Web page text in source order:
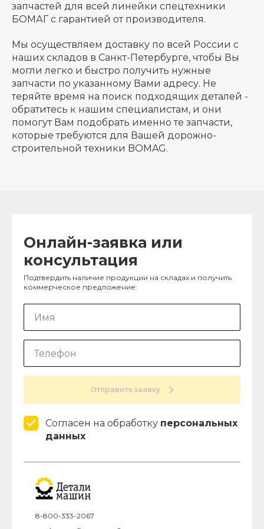
запчастей для всей линейки спецтехники
БОМАГ с гарантией от производителя.
Мы осуществляем доставку по всей России с
наших складов в Санкт-Петербурге, чтобы Вы
могли легко и быстро получить нужные
запчасти по указанному Вами адресу. Не
теряйте время на поиск подходящих деталей -
обратитесь к нашим специалистам, и они
помогут Вам подобрать именно те запчасти,
которые требуются для Вашей дорожно-
строительной техники BOMAG.
Онлайн-заявка или
консультация
Подтвердить наличие продукции на складах и получить
коммерческое предложение:
Отправить заявку
Согласен на обработку персональных
данных
8-800-333-2067